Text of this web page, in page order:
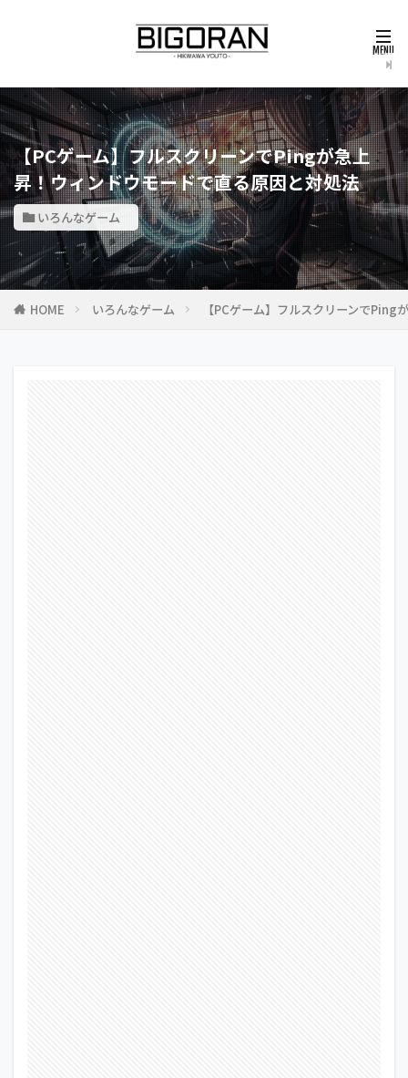
【PCゲーム】フルスクリーンでPingが急上
昇！ウィンドウモードで直る原因と対処法
いろんなゲーム
HOME いろんなゲーム 【PCゲーム】フルスクリーンで